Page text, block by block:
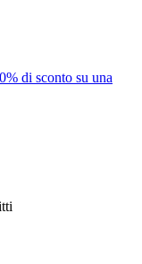
di sconto su una